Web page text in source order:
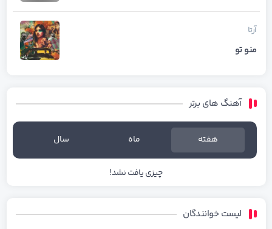
آرتا
منو تو
آهنگ های برتر
هفته ماه سال
چیزی یافت نشد!
لیست خوانندگان